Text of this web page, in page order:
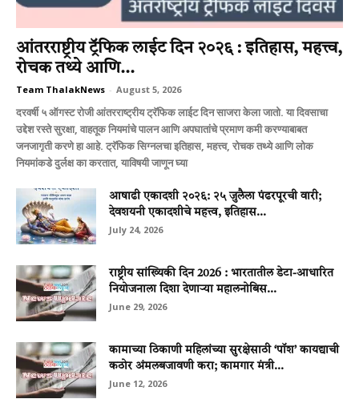
आंतरराष्ट्रीय ट्रॅफिक लाईट दिन २०२६ : इतिहास, महत्त्व,
रोचक तथ्ये आणि...
Team ThalakNews - August 5, 2026
दरवर्षी ५ ऑगस्ट रोजी आंतरराष्ट्रीय ट्रॅफिक लाईट दिन साजरा केला जातो. या दिवसाचा
उद्देश रस्ते सुरक्षा, वाहतूक नियमांचे पालन आणि अपघातांचे प्रमाण कमी करण्याबाबत
जनजागृती करणे हा आहे. ट्रॅफिक सिग्नलचा इतिहास, महत्त्व, रोचक तथ्ये आणि लोक
नियमांकडे दुर्लक्ष का करतात, याविषयी जाणून घ्या
आषाढी एकादशी २०२६: २५ जुलैला पंढरपूरची वारी;
देवशयनी एकादशीचे महत्त्व, इतिहास...
July 24, 2026
राष्ट्रीय सांख्यिकी दिन 2026 : भारतातील डेटा-आधारित
नियोजनाला दिशा देणाऱ्या महालनोबिस...
June 29, 2026
कामाच्या ठिकाणी महिलांच्या सुरक्षेसाठी ‘पॉश’ कायद्याची
कठोर अंमलबजावणी करा; कामगार मंत्री...
June 12, 2026